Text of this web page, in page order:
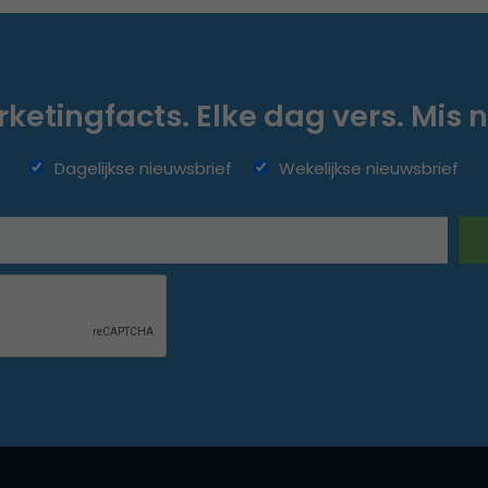
Elke dag vers. Mis
Dagelijkse nieuwsbrief Wekelijkse nieuwsbrief